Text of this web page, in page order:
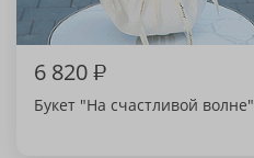
6 820₽
Букет "На счастливой волне"